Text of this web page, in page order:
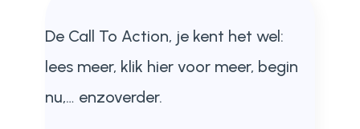
De Call To Action, je kent het wel:
lees meer, klik hier voor meer, begin
nu,… enzoverder.